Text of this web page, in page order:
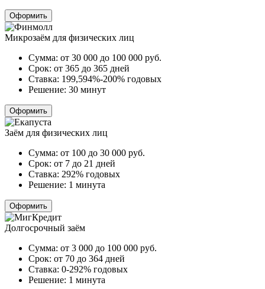
Оформить
Микрозаём для физических лиц
Сумма: от 30 000 до 100 000 руб.
Срок: от 365 до 365 дней
Ставка: 199,594%-200% годовых
Решение: 30 минут
Оформить
Заём для физических лиц
Сумма: от 100 до 30 000 руб.
Срок: от 7 до 21 дней
Ставка: 292% годовых
Решение: 1 минута
Оформить
Долгосрочный заём
Сумма: от 3 000 до 100 000 руб.
Срок: от 70 до 364 дней
Ставка: 0-292% годовых
Решение: 1 минута